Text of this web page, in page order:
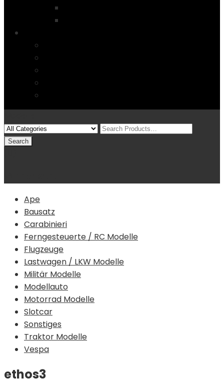
Ape
Bausatz
Carabinieri
Ferngesteuerte / RC Modelle
Flugzeuge
Lastwagen / LKW Modelle
Militär Modelle
Modellauto
Motorrad Modelle
Slotcar
Sonstiges
Traktor Modelle
Vespa
ethos3